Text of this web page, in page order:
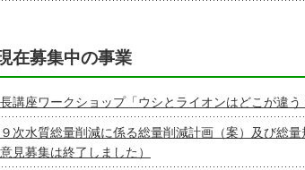
在募集中の事業
講座ワークショップ「ウシとライオンはどこが違
次水質総量削減に係る総量削減計画（案）及び総
見募集は終了しました）